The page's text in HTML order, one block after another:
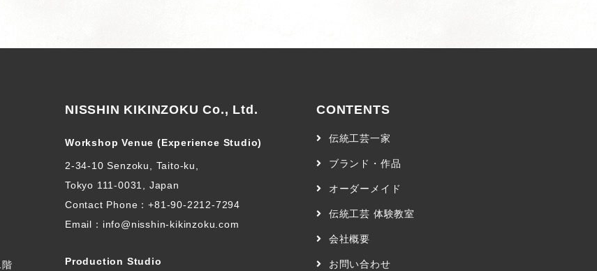
NISSHIN KIKINZOKU Co., Ltd.
Workshop Venue (Experience Studio)
2-34-10 Senzoku, Taito-ku,
Tokyo 111-0031, Japan
Contact Phone：+81-90-2212-7294
Email：info@nisshin-kikinzoku.com
Production Studio
CONTENTS
伝統工芸一家
ブランド・作品
オーダーメイド
伝統工芸 体験教室
会社概要
お問い合わせ